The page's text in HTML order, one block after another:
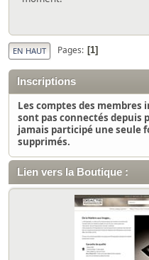
Inscriptions
Les comptes des membres
sont pas connectés depuis
jamais participé une seule
supprimés.
Lien vers la Boutique :
EN HAUT Pages 1